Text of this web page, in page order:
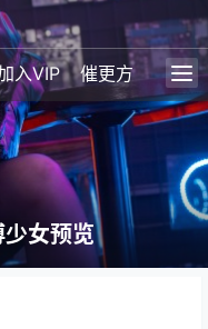
入VIP 催更方式
女预览